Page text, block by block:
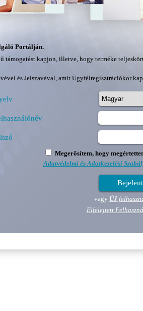
Portálján.
támogatást kapjon, illetve, hogy terméke
és Jelszavával, amit Ügyfélregisztrációkor
Megerősítem, hogy
Adatvédelmi és Adatkezelési
vagy ÚJ
Elfelejtett